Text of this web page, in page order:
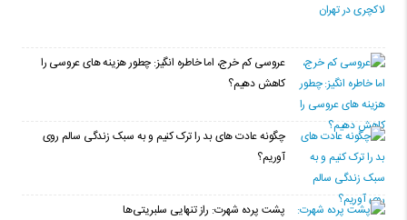
عروسی کم خرج، اما خاطره انگیز: چطور هزینه های عروسی را
کاهش دهیم؟
چگونه عادت‌ های بد را ترک کنیم و به سبک زندگی سالم روی
آوریم؟
پشت پرده شهرت: راز تنهایی سلبریتی‌ها